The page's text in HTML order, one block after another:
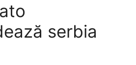
serbia